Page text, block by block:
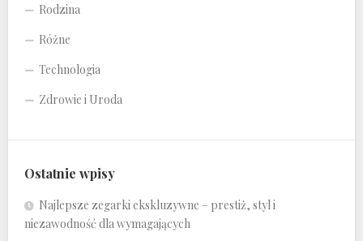
Rodzina
Różne
Technologia
Zdrowie i Uroda
Ostatnie wpisy
Najlepsze zegarki ekskluzywne – prestiż, styl i
niezawodność dla wymagających